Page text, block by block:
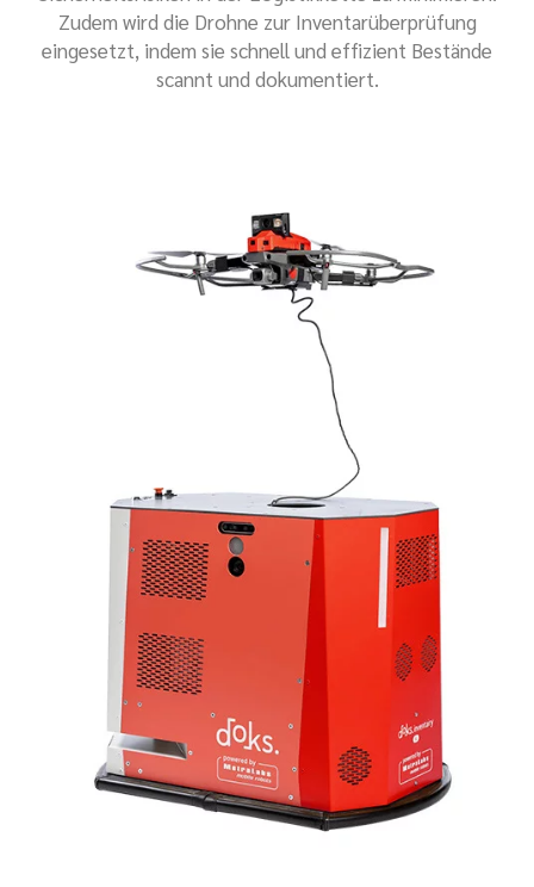
Zudem wird die Drohne zur Inventarüberprüfung
eingesetzt, indem sie schnell und effizient Bestände
scannt und dokumentiert.